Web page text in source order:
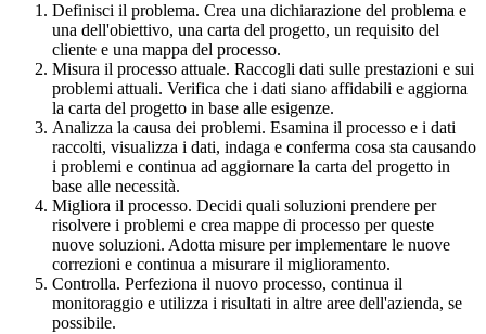
Definisci il problema. Crea una dichiarazione del problema e
una dell'obiettivo, una carta del progetto, un requisito del
cliente e una mappa del processo.
Misura il processo attuale. Raccogli dati sulle prestazioni e sui
problemi attuali. Verifica che i dati siano affidabili e aggiorna
la carta del progetto in base alle esigenze.
Analizza la causa dei problemi. Esamina il processo e i dati
raccolti, visualizza i dati, indaga e conferma cosa sta causando
i problemi e continua ad aggiornare la carta del progetto in
base alle necessità.
Migliora il processo. Decidi quali soluzioni prendere per
risolvere i problemi e crea mappe di processo per queste
nuove soluzioni. Adotta misure per implementare le nuove
correzioni e continua a misurare il miglioramento.
Controlla. Perfeziona il nuovo processo, continua il
monitoraggio e utilizza i risultati in altre aree dell'azienda, se
possibile.